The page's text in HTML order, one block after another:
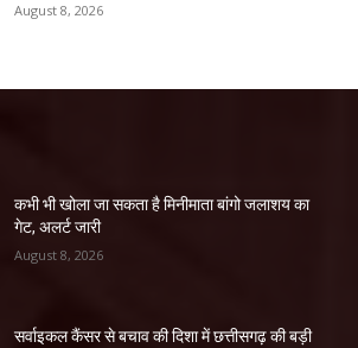
August 8, 2026
कभी भी खोला जा सकता है मिनीमाता बांगो जलाशय का
गेट, अलर्ट जारी
August 8, 2026
सर्वाइकल कैंसर से बचाव की दिशा में छत्तीसगढ़ की बड़ी